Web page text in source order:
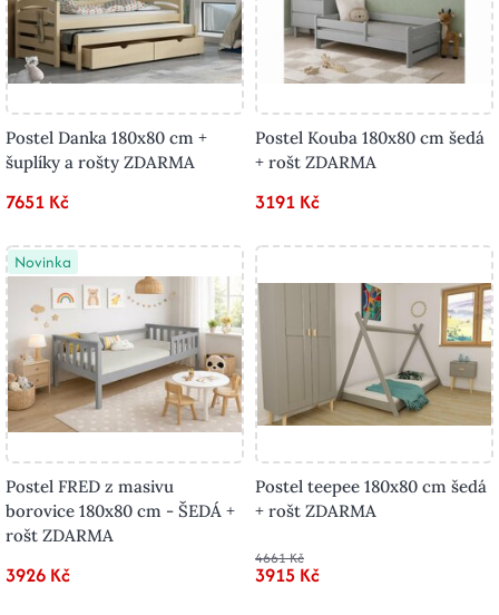
Postel Danka 180x80 cm +
šuplíky a rošty ZDARMA
7651 Kč
Postel Kouba 180x80 cm šedá
+ rošt ZDARMA
3191 Kč
Novinka
Postel FRED z masivu
borovice 180x80 cm - ŠEDÁ +
rošt ZDARMA
3926 Kč
Postel teepee 180x80 cm šedá
+ rošt ZDARMA
4661 Kč
3915 Kč